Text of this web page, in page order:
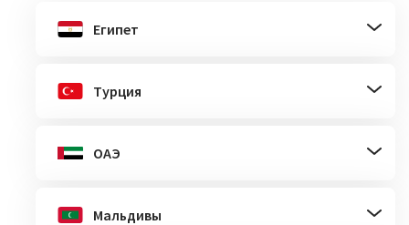
Египет
Турция
ОАЭ
Мальдивы